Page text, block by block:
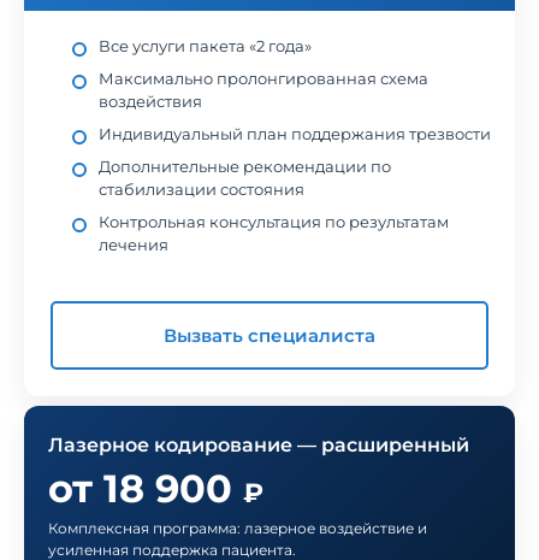
Все услуги пакета «2 года»
Максимально пролонгированная схема
воздействия
Индивидуальный план поддержания трезвости
Дополнительные рекомендации по
стабилизации состояния
Контрольная консультация по результатам
лечения
Вызвать специалиста
Лазерное кодирование — расширенный
от 18 900 ₽
Комплексная программа: лазерное воздействие и
усиленная поддержка пациента.